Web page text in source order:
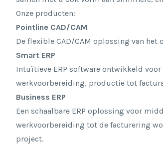
Onze producten:
Pointline CAD/CAM
De flexible CAD/CAM oplossing van
Smart ERP
Intuïtieve ERP software ontwikkeld
werkvoorbereiding, productie tot
Business ERP
Een schaalbare ERP oplossing voor
werkvoorbereiding tot de facturering
project.